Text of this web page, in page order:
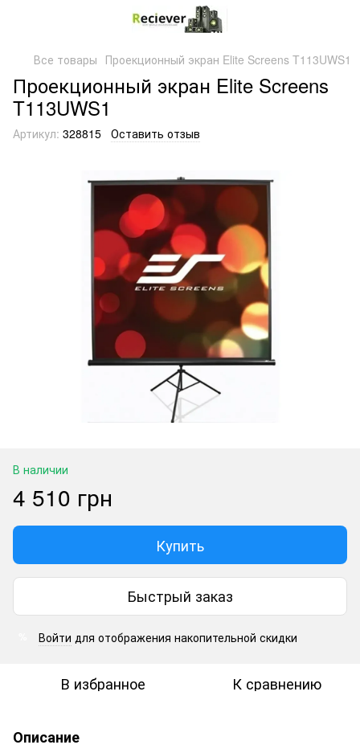
Все товары Проекционный экран Elite Screens T113UWS1
Проекционный экран Elite Screens
T113UWS1
Артикул: 328815 Оставить отзыв
В наличии
4 510 грн
Купить
Быстрый заказ
Войти для отображения накопительной скидки
В избранное К сравнению
Описание